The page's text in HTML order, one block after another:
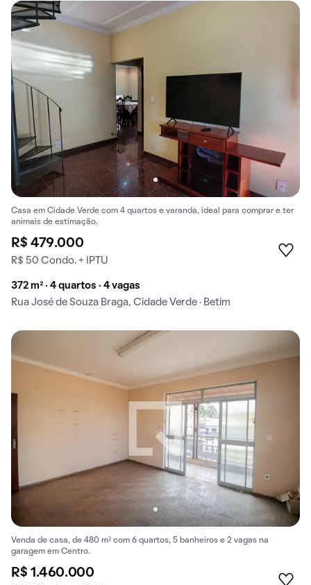
Casa em Cidade Verde com 4 quartos e varanda, ideal para comprar e ter
animais de estimação.
R$ 479.000
R$ 50 Condo. + IPTU
372 m² · 4 quartos · 4 vagas
Rua José de Souza Braga, Cidade Verde · Betim
Venda de casa, de 480 m² com 6 quartos, 5 banheiros e 2 vagas na
garagem em Centro.
R$ 1.460.000